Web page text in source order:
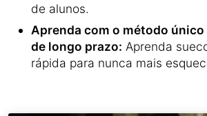
de alunos.
Aprenda com o método único
de longo prazo: Aprenda
rápida para nunca mais